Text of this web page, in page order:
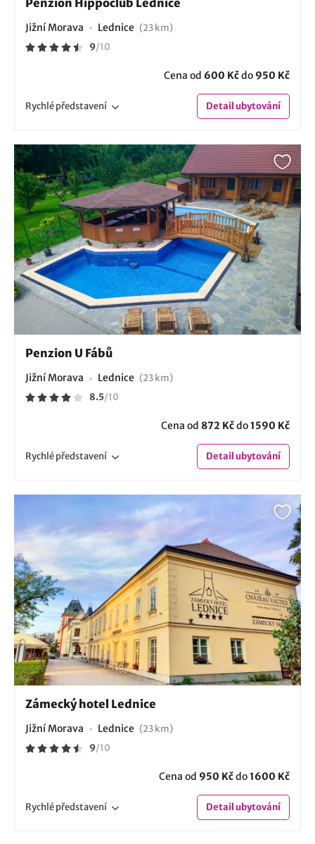
Jižní Morava Lednice (23 km)
9/10
Cena od 600 Kčdo 950 Kč
Rychlépředstavení Detailubytování
Penzion U Fábů
Jižní Morava Lednice (23 km)
8.5/10
Cena od 872 Kčdo1590 Kč
Rychlépředstavení Detailubytování
Zámecký hotel Lednice
Jižní Morava Lednice (23 km)
9/10
Cena od 950 Kčdo1600 Kč
Rychlépředstavení Detailubytování